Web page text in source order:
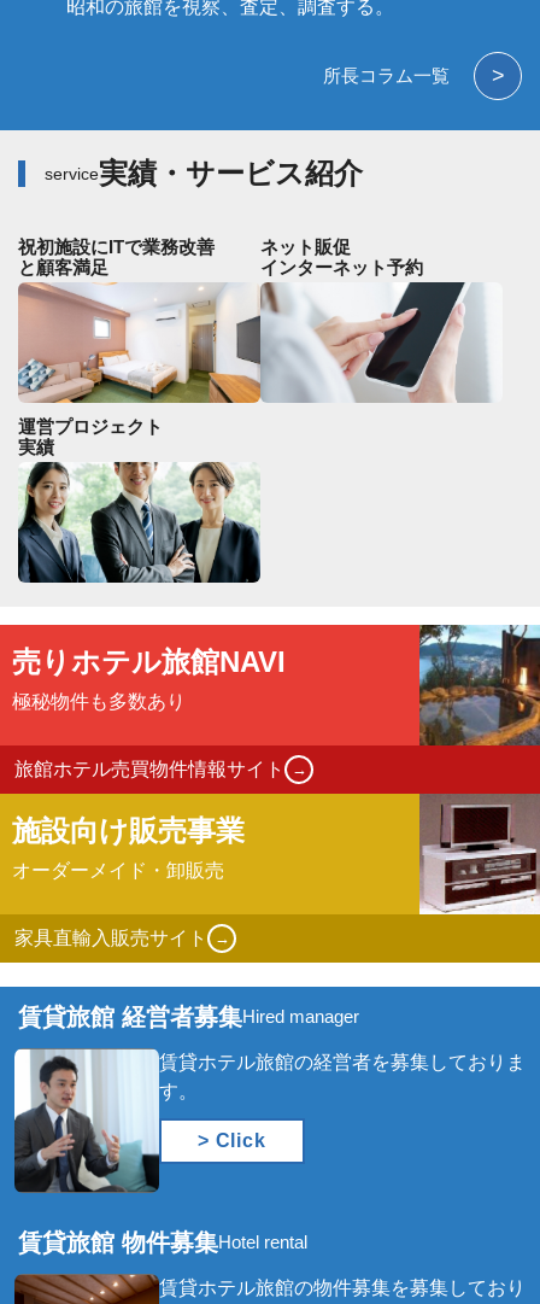
昭和の旅館を視察、査定、調査する。
所長コラム一覧 >
service実績・サービス紹介
祝初施設にITで業務改善
と顧客満足
ネット販促
インターネット予約
運営プロジェクト
実績
売りホテル旅館NAVI
極秘物件も多数あり
旅館ホテル売買物件情報サイト →
施設向け販売事業
オーダーメイド・卸販売
家具直輸入販売サイト →
賃貸旅館 経営者募集Hired manager
賃貸ホテル旅館の経営者を募集しておりま
す。
> Click
賃貸旅館 物件募集Hotel rental
賃貸ホテル旅館の物件募集を募集しており